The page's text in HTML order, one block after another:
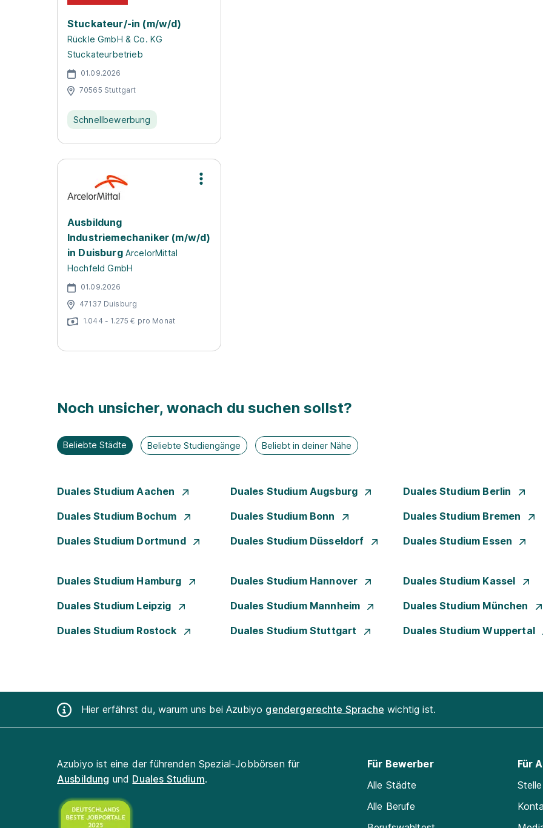
Stuckateur/-in (m/w/d)
Rückle GmbH & Co. KG
Stuckateurbetrieb
01.09.2026
70565 Stuttgart
Schnellbewerbung
Ausbildung
Industriemechaniker (m/w/d)
in Duisburg ArcelorMittal
Hochfeld GmbH
01.09.2026
47137 Duisburg
1.044 - 1.275 € pro Monat
Noch unsicher, wonach du suchen sollst?
Beliebte Städte Beliebte Studiengänge Beliebt in deiner Nähe
Duales Studium Aachen Duales Studium Augsburg Duales Studium Berlin
Duales Studium Bochum Duales Studium Bonn Duales Studium Bremen
Duales Studium Dortmund Duales Studium Düsseldorf Duales Studium Essen
Duales Studium Hamburg Duales Studium Hannover Duales Studium Kassel
Duales Studium Leipzig Duales Studium Mannheim Duales Studium München
Duales Studium Rostock Duales Studium Stuttgart Duales Studium Wuppertal
Hier erfährst du, warum uns bei Azubiyo gendergerechte Sprache wichtig ist.
Azubiyo ist eine der führenden Spezial-Jobbörsen für
Ausbildung und Duales Studium.
Für Bewerber
Alle Städte
Alle Berufe
Für